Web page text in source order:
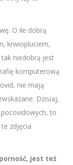
O ile dobrą
krwiopluciem,
niedobrą jest
komputerową
nie mają
Dzisiaj,
to
zdjęcia
jest też